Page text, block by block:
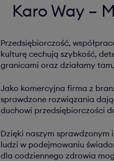
Karo Way –
Przedsiębiorczość,
kulturę cechują szybkość,
granicami oraz działamy
Jako komercyjna firma z
sprawdzone rozwiązania
duchowi przedsiębiorczości
Dzięki naszym
ludzi w podejmowaniu
dla codziennego zdrowia